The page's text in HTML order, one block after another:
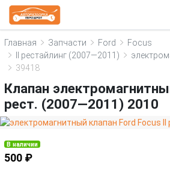
Главная Запчасти Ford
Focus
II рестайлинг (2007—2011)
39418
Клапан
рест. (2007—2011) 2010
В наличии
500 ₽